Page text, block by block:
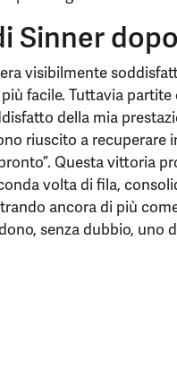
Sinner
visibilmente
facile. Tuttavia
della mia
riuscito a recuperare
Questa vittoria
volta di fila,
ancora di più
senza dubbio, uno